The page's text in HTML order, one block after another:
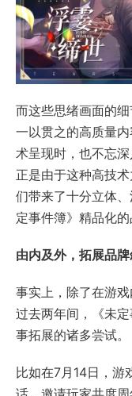
而这些思绪画面的
一以贯之的高质量
术呈现时，也不忘
正是由于这种高技
们带来了十分立体
定事件簿》精品化的
由内及外，拓展品
事实上，除了在游
过去两年间，《未
事拓展的诸多尝试。
比如在7月14日，游